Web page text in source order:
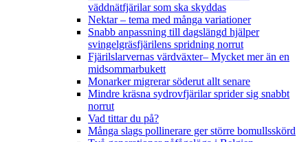
väddnätfjärilar som ska skyddas
Nektar – tema med många variationer
Snabb anpassning till dagslängd hjälper
svingelgräsfjärilens spridning norrut
Fjärilslarvernas värdväxter– Mycket mer än en
midsommarbukett
Monarker migrerar söderut allt senare
Mindre kräsna sydrovfjärilar sprider sig snabbt
norrut
Vad tittar du på?
Många slags pollinerare ger större bomullsskörd